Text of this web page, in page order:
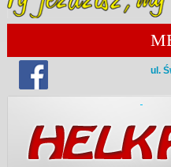
ul.